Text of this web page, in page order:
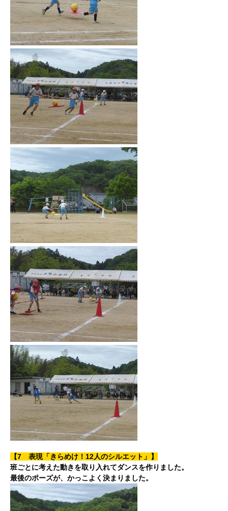
【7 表現「きらめけ！12人のシルエット」】
班ごとに考えた動きを取り入れてダンスを作りました。
最後のポーズが、かっこよく決まりました。